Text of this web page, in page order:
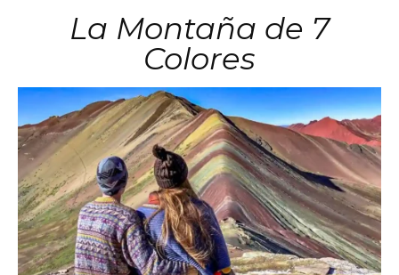
La Montaña de 7
Colores